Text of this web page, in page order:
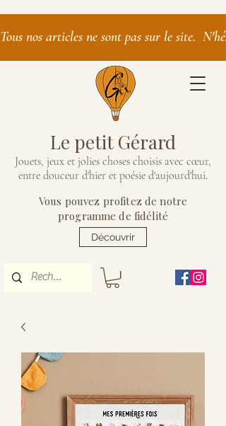
Tous nos articles ne sont pas sur le site.
Le petit Gérard
Jouets, jeux et jolies choses choisis avec cœur,
entre douceur d'hier et poésie d'aujourd'hui.
Vous pouvez profitez de notre
programme de fidélité
Découvrir